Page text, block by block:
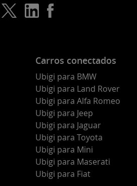
Carros conectados
Ubigi para BMW
Ubigi para Land Rover
Ubigi para Alfa Romeo
Ubigi para Jeep
Ubigi para Jaguar
Ubigi para Toyota
Ubigi para Mini
Ubigi para Maserati
Ubigi para Fiat